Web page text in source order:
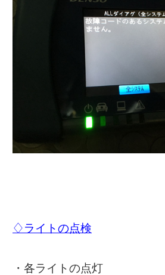
♢ライトの点検
・各ライトの点灯